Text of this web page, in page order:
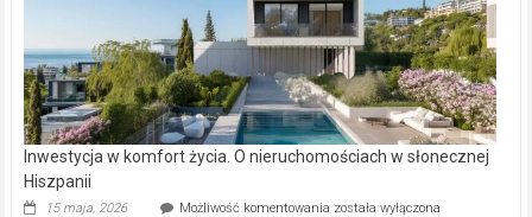
mieszkanie?
Inwestycja w komfort życia. O nieruchomościach w słonecznej
Hiszpanii
15 maja, 2026 Możliwość komentowania Inwestycja
została wyłączona